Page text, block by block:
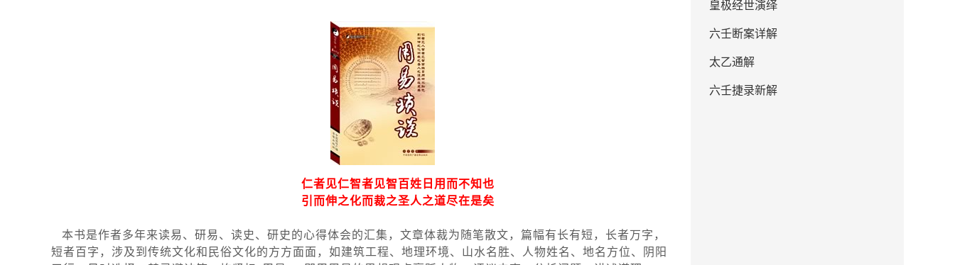
仁者见仁智者见智百姓日用而不知也
引而伸之化而裁之圣人之道尽在是矣
本书是作者多年来读易、研易、读史、研史的心得体会的汇集，文章体裁为随笔散文，篇幅有长有短，长者万字，
短者百字，涉及到传统文化和民俗文化的方方面面，如建筑工程、地理环境、山水名胜、人物姓名、地名方位、阴阳
皇极经世演绎
六壬断案详解
太乙通解
六壬捷录新解